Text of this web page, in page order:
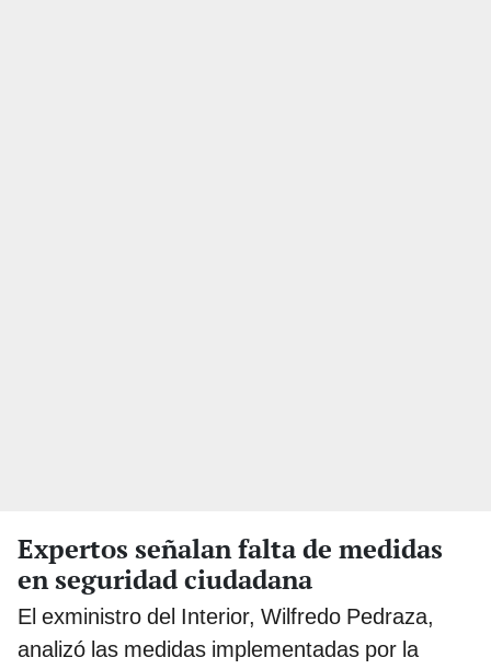
Expertos señalan falta de medidas
en seguridad ciudadana
El exministro del Interior, Wilfredo Pedraza,
analizó las medidas implementadas por la